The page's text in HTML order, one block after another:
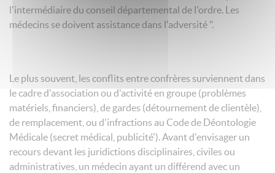
l'intermédiaire du conseil départemental de l'ordre. Les
médecins se doivent assistance dans l'adversité ".
Le plus souvent, les conflits entre confrères surviennent dans
le cadre d'association ou d'activité en groupe (problèmes
matériels, financiers), de gardes (détournement de clientèle),
de remplacement, ou d'infractions au Code de Déontologie
Médicale (secret médical, publicité'). Avant d'envisager un
recours devant les juridictions disciplinaires, civiles ou
administratives, un médecin ayant un différend avec un